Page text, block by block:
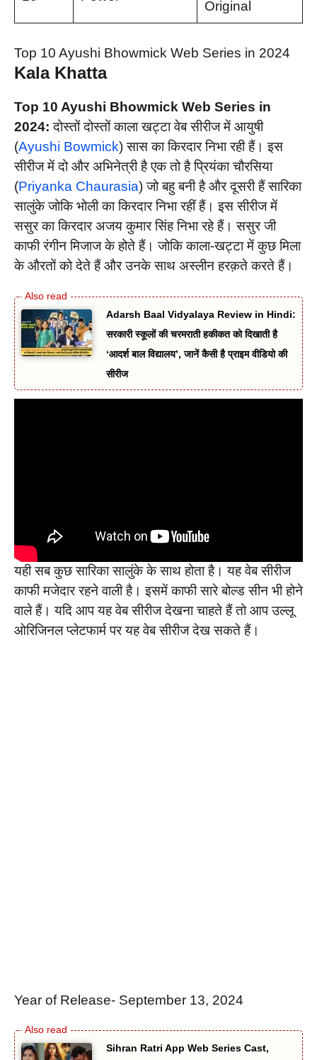
Original
Top 10 Ayushi Bhowmick Web Series in 2024
Kala Khatta
Top 10 Ayushi Bhowmick Web Series in
2024: दोस्तों दोस्तों काला खट्टा वेब सीरीज में आयुषी
(Ayushi Bowmick) सास का किरदार निभा रही हैं। इस
सीरीज में दो और अभिनेत्री है एक तो है प्रियंका चौरसिया
(Priyanka Chaurasia) जो बहु बनी है और दूसरी हैं सारिका
सालुंके जोकि भोली का किरदार निभा रहीं हैं। इस सीरीज में
ससुर का किरदार अजय कुमार सिंह निभा रहे हैं। ससुर जी
काफी रंगीन मिजाज के होते हैं। जोकि काला-खट्टा में कुछ मिला
के औरतों को देते हैं और उनके साथ अस्लीन हरक़ते करते हैं।
Adarsh Baal Vidyalaya Review in Hindi:
सरकारी स्कूलों की चरमराती हकीकत को दिखाती है
‘आदर्श बाल विद्यालय’, जानें कैसी है प्राइम वीडियो की
सीरीज
यही सब कुछ सारिका सालुंके के साथ होता है। यह वेब सीरीज
काफी मजेदार रहने वाली है। इसमें काफी सारे बोल्ड सीन भी होने
वाले हैं। यदि आप यह वेब सीरीज देखना चाहते हैं तो आप उल्लू
ओरिजिनल प्लेटफार्म पर यह वेब सीरीज देख सकते हैं।
Year of Release- September 13, 2024
Sihran Ratri App Web Series Cast,